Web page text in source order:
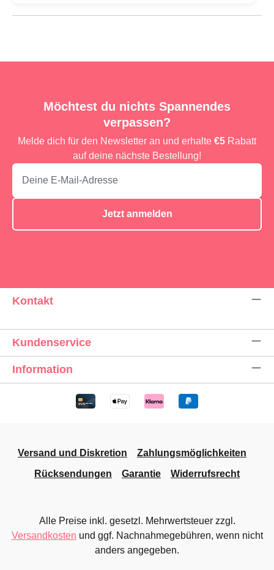
Möchtest du nichts Spannendes
verpassen?
Melde dich für den Newsletter an und erhalte €5 Rabatt
auf deine nächste Bestellung!
Jetzt anmelden
Kontakt
Kundenservice
Information
Versand und Diskretion
Zahlungsmöglichkeiten
Rücksendungen
Garantie Widerrufsrecht
Alle Preise inkl. gesetzl. Mehrwertsteuer zzgl.
Versandkosten und ggf. Nachnahmegebühren, wenn nicht
anders angegeben.